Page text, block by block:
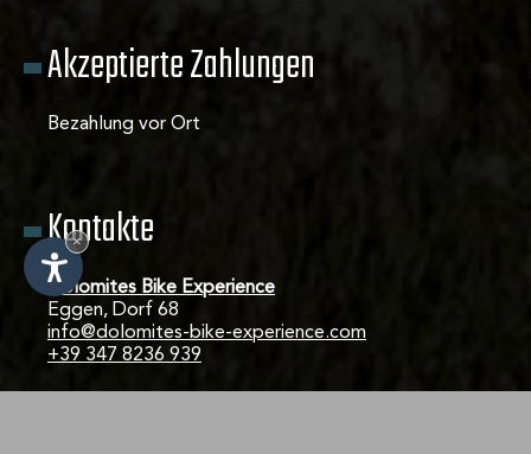
IT-DE-EN
Akzeptierte Zahlungen
Bezahlung vor Ort
Kontakte
Dolomites Bike Experience
Eggen, Dorf 68
info@dolomites-bike-experience.com
+39 347 8236 939
×